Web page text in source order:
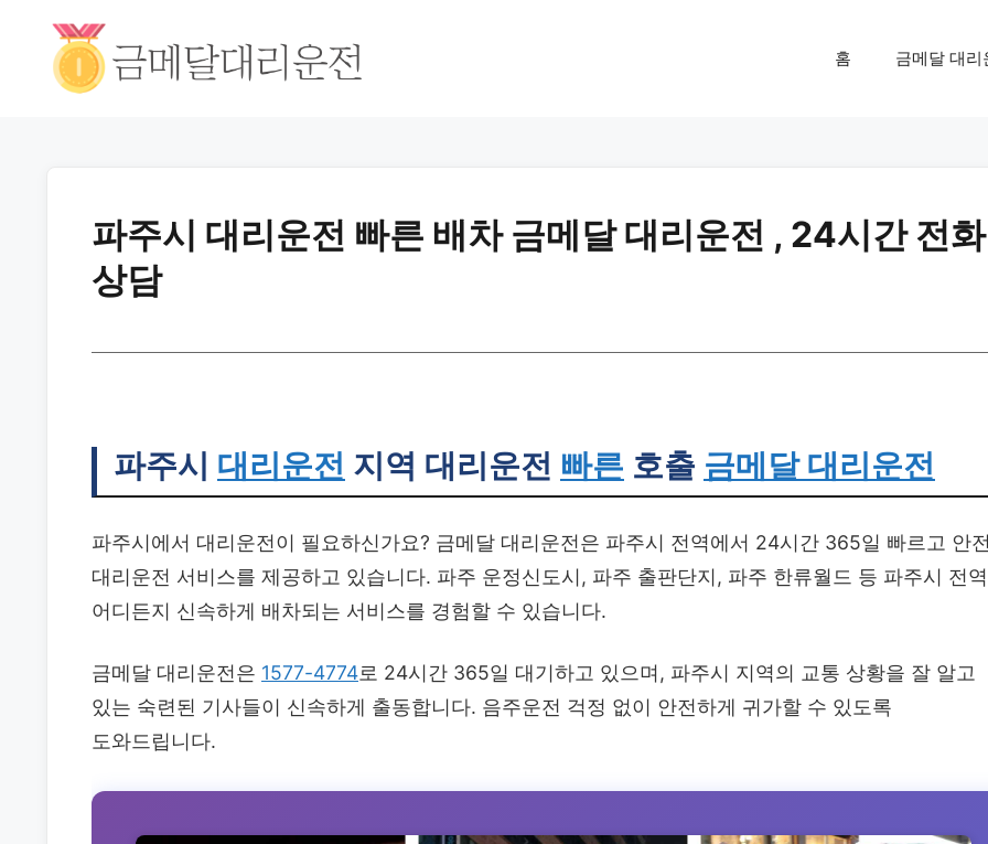
홈 금메달 대리
파주시 대리운전 빠른 배차 금메달 대리운전 , 24시간 전화
상담
파주시 대리운전 지역 대리운전 빠른 호출 금메달 대리운전
파주시에서 대리운전이 필요하신가요? 금메달 대리운전은 파주시 전역에서 24시간 365일 빠르고 안
대리운전 서비스를 제공하고 있습니다. 파주 운정신도시, 파주 출판단지, 파주 한류월드 등 파주시 전역
어디든지 신속하게 배차되는 서비스를 경험할 수 있습니다.
금메달 대리운전은 1577-4774로 24시간 365일 대기하고 있으며, 파주시 지역의 교통 상황을 잘 알고
있는 숙련된 기사들이 신속하게 출동합니다. 음주운전 걱정 없이 안전하게 귀가할 수 있도록
도와드립니다.